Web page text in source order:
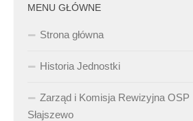
MENU GŁÓWNE
Strona główna
Historia Jednostki
Zarząd i Komisja Rewizyjna OSP
Słajszewo